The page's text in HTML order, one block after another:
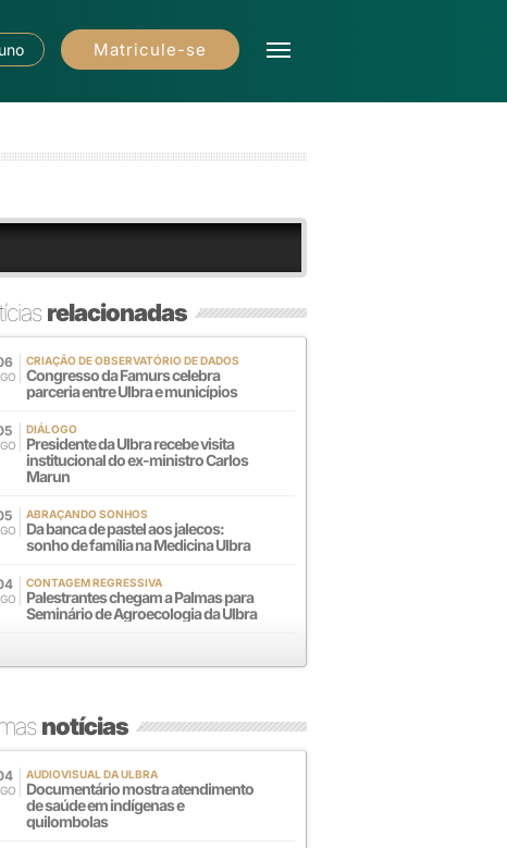
Matricule-se
relacionadas
CRIAÇÃO DE OBSERVATÓRIO DE DADOS
Congresso da Famurs celebra
parceria entre Ulbra e municípios
DIÁLOGO
Presidente da Ulbra recebe visita
institucional do ex-ministro Carlos
Marun
ABRAÇANDO SONHOS
Da banca de pastel aos jalecos:
sonho de família na Medicina Ulbra
CONTAGEM REGRESSIVA
Palestrantes chegam a Palmas para
Seminário de Agroecologia da Ulbra
notícias
AUDIOVISUAL DA ULBRA
Documentário mostra atendimento
de saúde em indígenas e
quilombolas